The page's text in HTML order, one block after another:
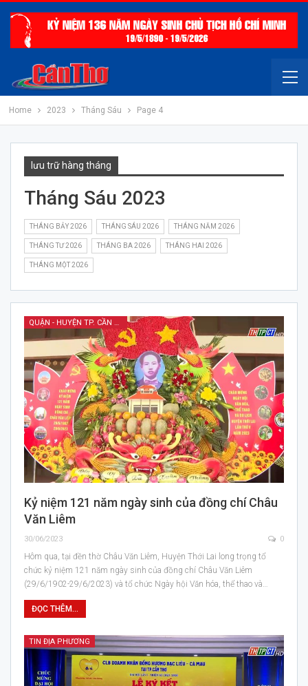
Home 2023 Tháng Sáu Page 4
lưu trữ hàng tháng
Tháng Sáu 2023
THÁNG BẢY 2026 THÁNG SÁU 2026 THÁNG NĂM 2026
THÁNG TƯ 2026 THÁNG BA 2026 THÁNG HAI 2026
THÁNG MỘT 2026
QUẬN - HUYỆN TP. CẦN THƠ
Kỷ niệm 121 năm ngày sinh của đồng chí Châu
Văn Liêm
30/06/2023 0
Hôm qua, tại đền thờ Châu Văn Liêm, Huyện Thới Lai long trọng tổ
chức kỷ niệm 121 năm ngày sinh của đồng chí Châu Văn Liêm
(29/6/1902-29/6/2023) và tổ chức Ngày hội Văn hóa, thể thao và…
ĐỌC THÊM...
TIN ĐỊA PHƯƠNG